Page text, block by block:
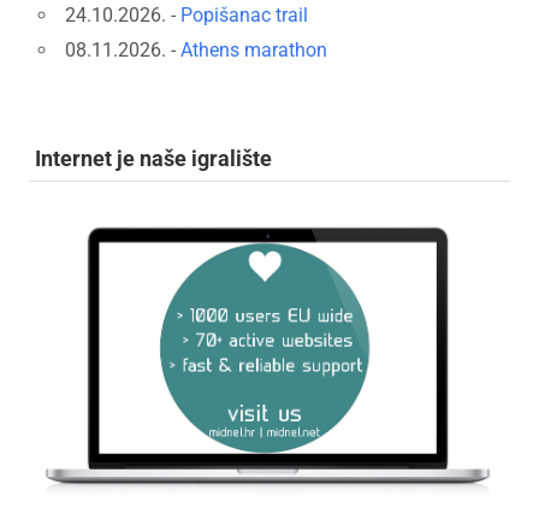
24.10.2026. - Popišanac trail
08.11.2026. - Athens marathon
Internet je naše igralište